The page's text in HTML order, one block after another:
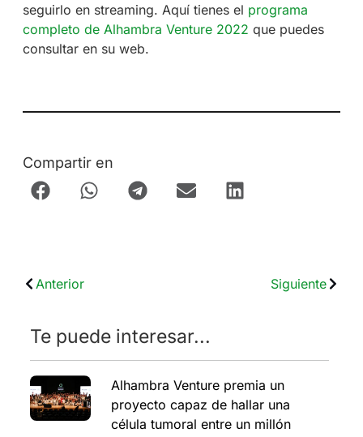
seguirlo en streaming. Aquí tienes el programa
completo de Alhambra Venture 2022 que puedes
consultar en su web.
Compartir en
Anterior Siguiente
Te puede interesar...
Alhambra Venture premia un
proyecto capaz de hallar una
célula tumoral entre un millón